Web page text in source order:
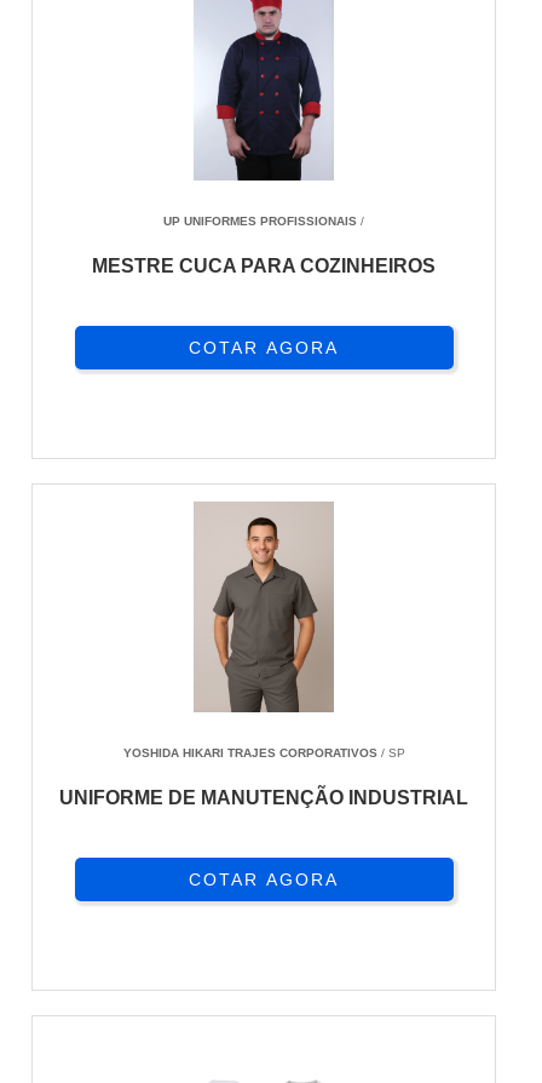
UP UNIFORMES PROFISSIONAIS /
MESTRE CUCA PARA COZINHEIROS
COTAR AGORA
YOSHIDA HIKARI TRAJES CORPORATIVOS/ SP
UNIFORME DE MANUTENÇÃO INDUSTRIAL
COTAR AGORA